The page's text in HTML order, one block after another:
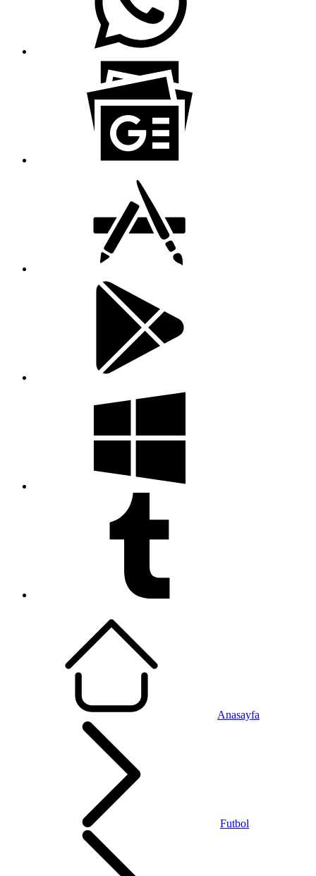
Anasayfa
Futbol